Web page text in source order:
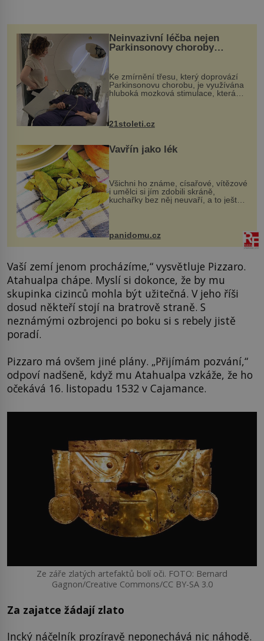
Neinvazivní léčba nejen
Parkinsonovy choroby
Ke zmírnění třesu, který doprovází
Parkinsonovu chorobu, je využívána
hluboká mozková stimulace, která
však vyžaduje vysoce invazivní
k dostatečně přesnému zacílení ...
21stoleti.cz
Vavřín jako lék
Všichni ho známe, císařové, vítězové
i umělci si jím zdobili skráně,
kuchařky bez něj neuvaří, a to ještě
nevíte, že bobkový list může výrazně
zmírnit některé naše neduhy.
Obsahuje v malém množství ně...
panidomu.cz
Vaší zemí jenom procházíme,“ vysvětluje Pizzaro.
Atahualpa chápe. Myslí si dokonce, že by mu
skupinka cizinců mohla být užitečná. V jeho říši
dosud někteří stojí na bratrově straně. S
neznámými ozbrojenci po boku si s rebely jistě
poradí.
Pizzaro má ovšem jiné plány. „Přijímám pozvání,“
odpoví nadšeně, když mu Atahualpa vzkáže, že ho
očekává 16. listopadu 1532 v Cajamance.
Ze záře zlatých artefaktů bolí oči. FOTO: Bernard
Gagnon/Creative Commons/CC BY-SA 3.0
Za zajatce žádají zlato
Incký náčelník prozíravě neponechává nic náhodě.